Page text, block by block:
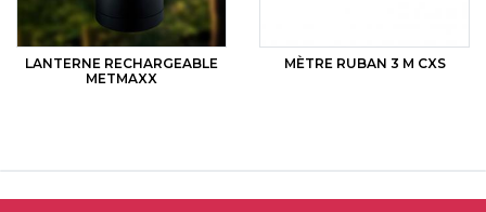
LANTERNE RECHARGEABLE
METMAXX
MÈTRE RUBAN 3 M CXS